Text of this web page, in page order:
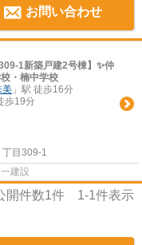
お問い合わせ
1新築戸建2号棟】✨️仲
・楠中学校
美 」駅 徒歩16分
歩19分
丁目309-1
建設
開件数1件 1-1件表示